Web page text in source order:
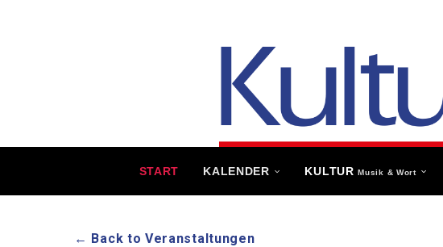
START KALENDER KULTURMusik & Wort
← Back to Veranstaltungen